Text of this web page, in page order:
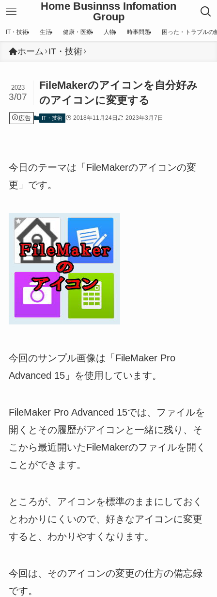
Home Businnss Infomation
Group
IT・技術 生活 健康・医療 人物 時事問題 困った・トラブルの
ホーム IT・技術
FileMakerのアイコンを自分好み
のアイコンに変更する
2023
3/07
広告 IT・技術 2018年11月24日 2023年3月7日
今日のテーマは「FileMakerのアイコンの変
更」です。
今回のサンプル画像は「FileMaker Pro
Advanced 15」を使用しています。
FileMaker Pro Advanced 15では、ファイルを
開くとその履歴がアイコンと一緒に残り、そ
こから最近開いたFileMakerのファイルを開く
ことができます。
ところが、アイコンを標準のままにしておく
とわかりにくいので、好きなアイコンに変更
すると、わかりやすくなります。
今回は、そのアイコンの変更の仕方の備忘録
です。